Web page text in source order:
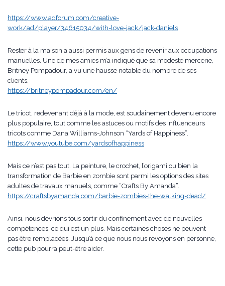
https://www.adforum.com/creative-
work/ad/player/34615034/with-love-jack/jack-daniels
Rester à la maison a aussi permis aux gens de revenir aux occupations
manuelles. Une de mes amies m’a indiqué que sa modeste mercerie,
Britney Pompadour, a vu une hausse notable du nombre de ses
clients.
https://britneypompadour.com/en/
Le tricot, redevenant déjà à la mode, est soudainement devenu encore
plus populaire, tout comme les astuces ou motifs des influenceurs
tricots comme Dana Williams-Johnson “Yards of Happiness”.
https://www.youtube.com/yardsofhappiness
Mais ce n’est pas tout. La peinture, le crochet, l’origami ou bien la
transformation de Barbie en zombie sont parmi les options des sites
adultes de travaux manuels, comme “Crafts By Amanda”.
https://craftsbyamanda.com/barbie-zombies-the-walking-dead/
Ainsi, nous devrions tous sortir du confinement avec de nouvelles
compétences, ce qui est un plus. Mais certaines choses ne peuvent
pas être remplacées. Jusqu’à ce que nous nous revoyons en personne,
cette pub pourra peut-être aider.